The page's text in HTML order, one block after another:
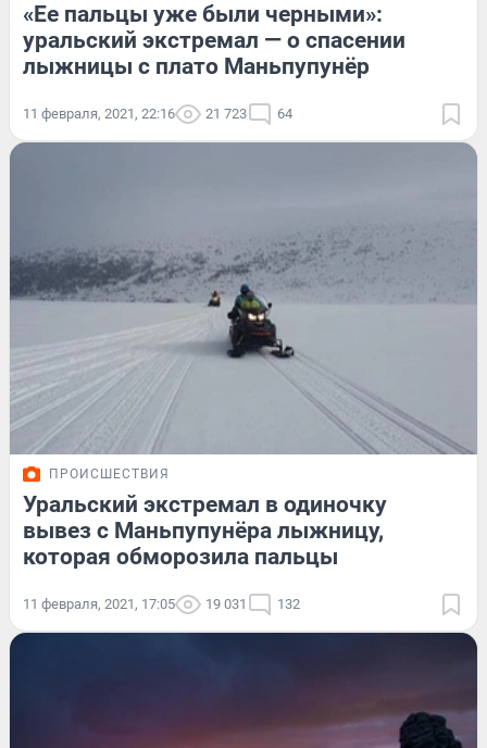
«Ее пальцы уже были черными»:
уральский экстремал — о спасении
лыжницы с плато Маньпупунёр
11 февраля, 2021, 22:16 21 723 64
ПРОИСШЕСТВИЯ
Уральский экстремал в одиночку
вывез с Маньпупунёра лыжницу,
которая обморозила пальцы
11 февраля, 2021, 17:05 19 031 132